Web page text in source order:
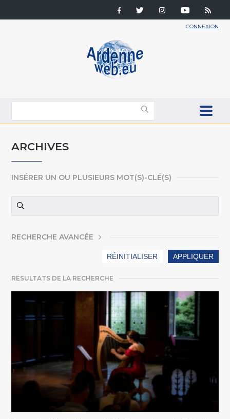
CONNEXION
ARCHIVES
INSÉRER UN OU PLUSIEURS MOT(S)-CLÉ(S)
AFFICHER
RECHERCHE AVANCÉE
RÉSULTATS DE LA RECHERCHE